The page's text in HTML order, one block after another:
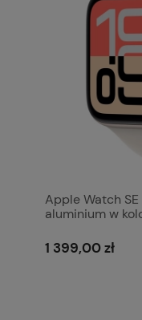
Apple Watch
aluminium w
poświaty M/L
1 399,00 zł